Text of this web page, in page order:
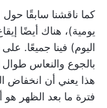
كما ناقشنا سابقًا حول
يومية)، هناك أيضًا
اليوم) فينا جميعًا.
بالجوع والنعاس طوال
هذا يعني أن انخفاض
فترة ما بعد الظهر